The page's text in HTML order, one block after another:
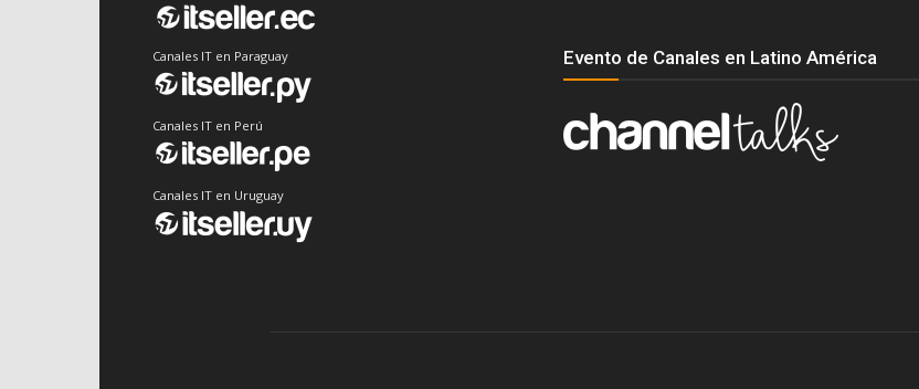
Canales IT en Paraguay
Canales IT en Perú
Canales IT en Uruguay
Evento de Canales en Latino América